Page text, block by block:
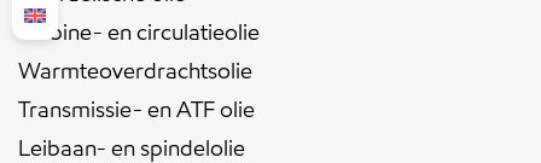
Turbine- en circulatieolie
Warmteoverdrachtsolie
Transmissie- en ATF olie
Leibaan- en spindelolie